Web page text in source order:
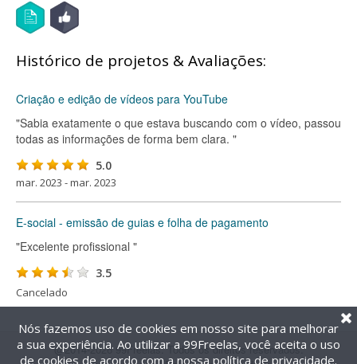
Histórico de projetos & Avaliações:
Criação e edição de vídeos para YouTube
"Sabia exatamente o que estava buscando com o vídeo, passou
todas as informações de forma bem clara. "
5.0
mar. 2023 - mar. 2023
E-social - emissão de guias e folha de pagamento
"Excelente profissional "
3.5
Cancelado
@2014-2026 99Freelas. Todos os direitos reservados.
Nós fazemos uso de cookies em nosso site para melhorar
a sua experiência. Ao utilizar a 99Freelas, você aceita o uso
de cookies de acordo com a nossa política de privacidade.